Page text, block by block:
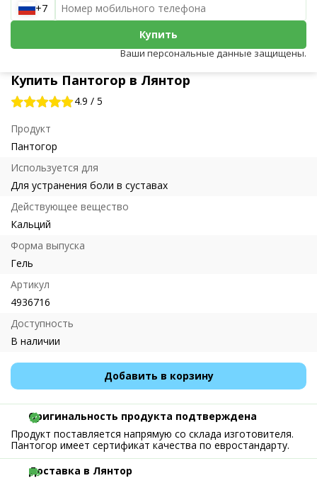
Купить Пантогор в Лянтор
4.9 / 5
Продукт
Пантогор
Используется для
Для устранения боли в суставах
Действующее вещество
Кальций
Форма выпуска
Гель
Артикул
4936716
Доступность
В наличии
Добавить в корзину
+7
Купить
Ваши персональные данные защищены.
Оригинальность продукта подтверждена
Продукт поставляется напрямую со склада изготовителя.
Пантогор имеет сертификат качества по евростандарту.
Доставка в Лянтор